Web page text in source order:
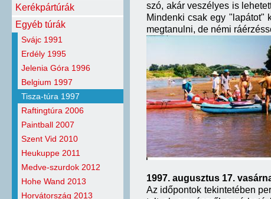
Kerékpártúrák
Egyéb túrák
Svájc 1991
Erdély 1995
Jelenia Góra 1996
Belgium 1997
Tisza-túra 1997
Raftingtúra 2006
Paintball 2007
Szent Vid 2010
Heukuppe 2011
Medve-szurdok 2012
Hohe Wand 2013
Horvátország 2013
szó, akár veszélyes is
Mindenki csak egy "lapátot"
megtanulni, de némi
1997. augusztus 17.
Az időpontok tekintetében